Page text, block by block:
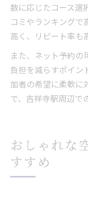
数に応じたコース選
コミやランキングで
高く、リピート率も
また、ネット予約の
負担を減らすポイン
加者の希望に柔軟に
で、吉祥寺駅周辺で
おしゃれな
すすめ